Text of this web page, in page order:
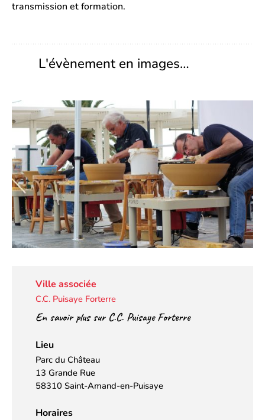
transmission et formation.
L'évènement en images…
Ville associée
C.C. Puisaye Forterre
En savoir plus sur C.C. Puisaye Forterre
Lieu
Parc du Château
13 Grande Rue
58310 Saint-Amand-en-Puisaye
Horaires